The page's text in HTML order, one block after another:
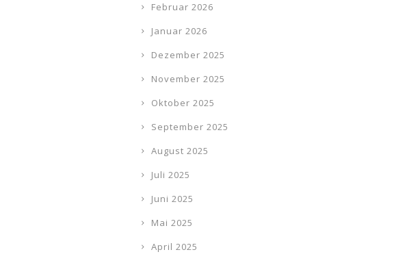
Februar 2026
Januar 2026
Dezember 2025
November 2025
Oktober 2025
September 2025
August 2025
Juli 2025
Juni 2025
Mai 2025
April 2025